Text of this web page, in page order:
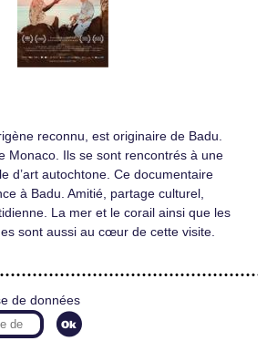
reconnu, est originaire de Badu.
Monaco. Ils se sont rencontrés à une
d’art autochtone. Ce documentaire
à Badu. Amitié, partage culturel,
La mer et le corail ainsi que les
sont aussi au cœur de cette visite.
de données